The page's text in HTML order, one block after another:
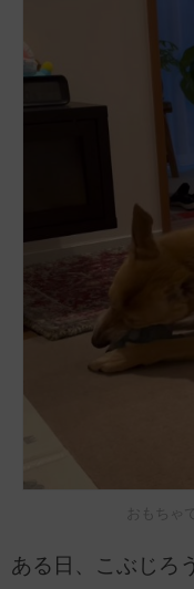
おもちゃ
ある日、こぶじろ